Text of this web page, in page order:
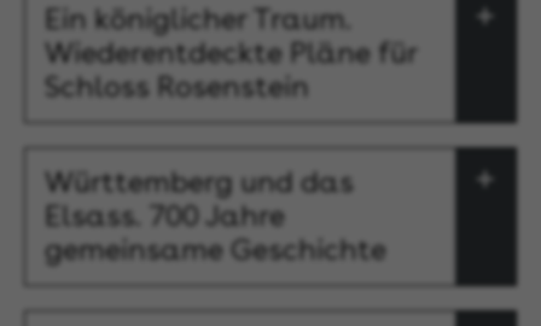
Ein königlicher Traum.
Wiederentdeckte Pläne für
Schloss Rosenstein
Württemberg und das
Elsass. 700 Jahre
gemeinsame Geschichte